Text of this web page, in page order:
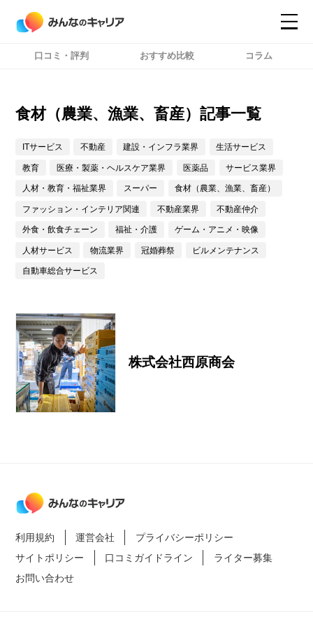
コンテンツ 詳細設定
コンテンツ 詳細設定
口コミ・評判 おすすめ比較 コラム
食材（農業、漁業、畜産）記事一覧
ITサービス 不動産 建設・インフラ業界 生活サービス
教育 医療・製薬・ヘルスケア業界 医薬品 サービス業界
人材・教育・福祉業界 スーパー 食材（農業、漁業、畜産）
ファッション・インテリア関連 不動産業界 不動産仲介
外食・飲食チェーン 福祉・介護 ゲーム・アニメ・映像
人材サービス 物流業界 冠婚葬祭 ビルメンテナンス
自動車総合サービス
株式会社西原商会
利用規約 運営会社
プライバシーポリシー
サイトポリシー
口コミガイドライン
ライター募集
お問い合わせ